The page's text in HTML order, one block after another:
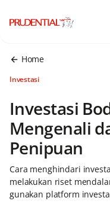
Home
Investasi
Investasi
Mengenali
Penipuan
Cara menghindari
melakukan riset
gunakan platform